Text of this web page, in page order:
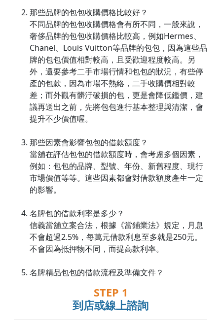
那些品牌的包包收購價格比較好？
不同品牌的包包收購價格會有所不同，一般來說，
奢侈品牌的包包收購價格比較高，例如Hermes、
Chanel、Louis Vuitton等品牌的包包，因為這些品
牌的包包價值相對較高，且受歡迎程度較高。另
外，還要參考二手市場行情和包包的狀況，有些停
產的包款，因為市場不熱絡，二手收購價相對較
差；而外觀有髒汙破損的包，更是會降低鑑價，建
議再送出之前，先將包包進行基本整理與清潔，會
提升不少價值喔。
那些因素會影響包包的借款額度？
當舖在評估包包的借款額度時，會考慮多個因素，
例如：包包的品牌、型號、年份、新舊程度、現行
市場價值等等。這些因素都會對借款額度產生一定
的影響。
名牌包的借款利率是多少？
信義當舖立案合法，根據《當鋪業法》規定，月息
不會超過2.5%，每萬元借款利息至多就是250元。
不會因為抵押物不同，而提高款利率。
名牌精品包包的借款流程及準備文件？
STEP 1
到店或線上諮詢